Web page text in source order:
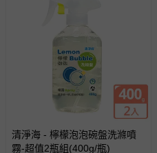
清淨海 - 檸檬泡泡碗盤洗滌噴
霧-超值2瓶組(400g/瓶)